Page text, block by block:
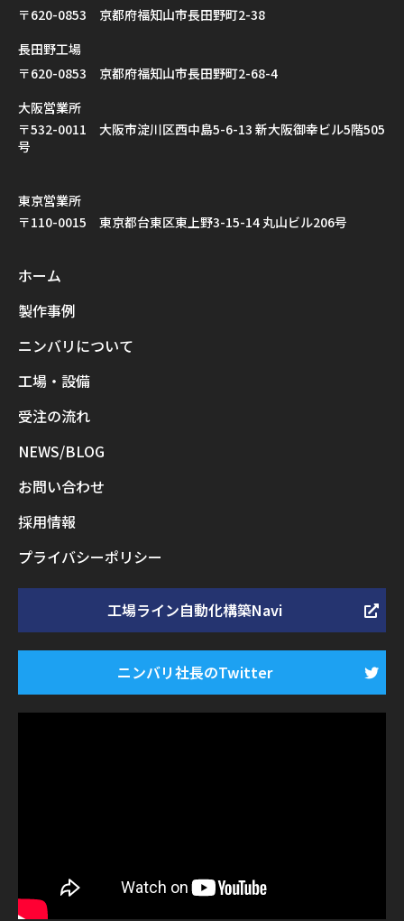
〒620-0853 京都府福知山市長田野町2-38
長田野工場
〒620-0853 京都府福知山市長田野町2-68-4
大阪営業所
〒532-0011 大阪市淀川区西中島5-6-13 新大阪御幸ビル5階505
号
東京営業所
〒110-0015 東京都台東区東上野3-15-14 丸山ビル206号
ホーム
製作事例
ニンバリについて
工場・設備
受注の流れ
NEWS/BLOG
お問い合わせ
採用情報
プライバシーポリシー
工場ライン自動化構築Navi
ニンバリ社長のTwitter